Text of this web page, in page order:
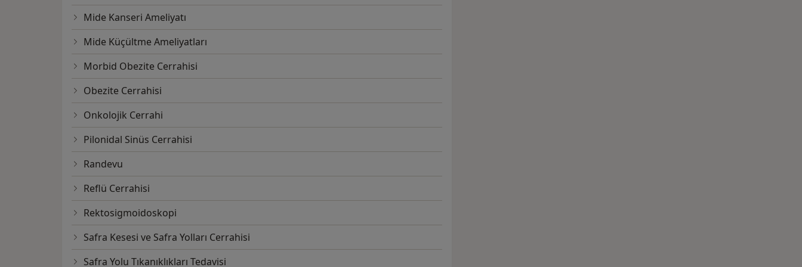
Mide Kanseri Ameliyatı
Mide Küçültme Ameliyatları
Morbid Obezite Cerrahisi
Obezite Cerrahisi
Onkolojik Cerrahi
Pilonidal Sinüs Cerrahisi
Randevu
Reflü Cerrahisi
Rektosigmoidoskopi
Safra Kesesi ve Safra Yolları Cerrahisi
Safra Yolu Tıkanıklıkları Tedavisi